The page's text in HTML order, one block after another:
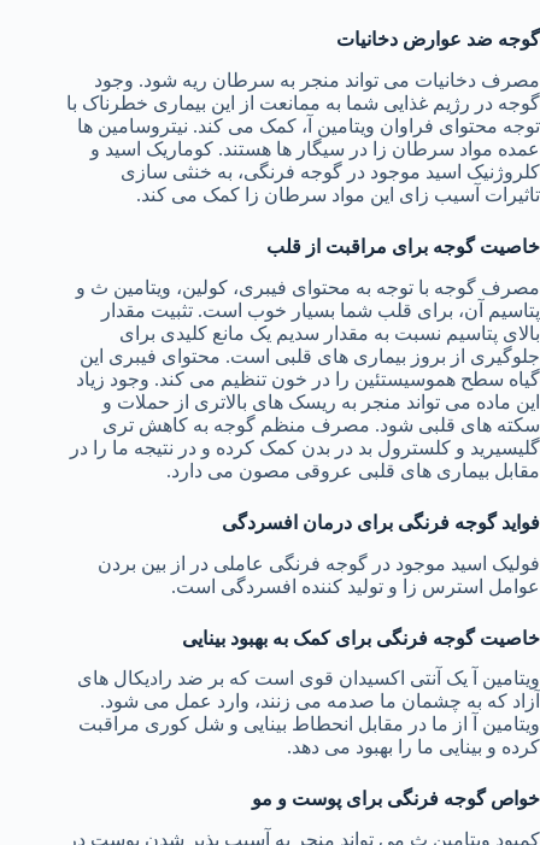
گوجه ضد عوارض دخانیات
مصرف دخانیات می تواند منجر به سرطان ریه شود. وجود
گوجه در رژیم غذایی شما به ممانعت از این بیماری خطرناک با
توجه محتوای فراوان ویتامین آ، کمک می کند. نیتروسامین ها
عمده مواد سرطان زا در سیگار ها هستند. کوماریک اسید و
کلروژنیک اسید موجود در گوجه فرنگی، به خنثی سازی
تاثیرات آسیب زای این مواد سرطان زا کمک می کند.
خاصیت گوجه برای مراقبت از قلب
مصرف گوجه با توجه به محتوای فیبری، کولین، ویتامین ث و
پتاسیم آن، برای قلب شما بسیار خوب است. تثبیت مقدار
بالای پتاسیم نسبت به مقدار سدیم یک مانع کلیدی برای
جلوگیری از بروز بیماری های قلبی است. محتوای فیبری این
گیاه سطح هموسیستئین را در خون تنظیم می کند. وجود زیاد
این ماده می تواند منجر به ریسک های بالاتری از حملات و
سکته های قلبی شود. مصرف منظم گوجه به کاهش تری
گلیسیرید و کلسترول بد در بدن کمک کرده و در نتیجه ما را در
مقابل بیماری های قلبی عروقی مصون می دارد.
فواید گوجه فرنگی برای درمان افسردگی
فولیک اسید موجود در گوجه فرنگی عاملی در از بین بردن
عوامل استرس زا و تولید کننده افسردگی است.
خاصیت گوجه فرنگی برای کمک به بهبود بینایی
ویتامین آ یک آنتی اکسیدان قوی است که بر ضد رادیکال های
آزاد که به چشمان ما صدمه می زنند، وارد عمل می شود.
ویتامین آ از ما در مقابل انحطاط بینایی و شل کوری مراقبت
کرده و بینایی ما را بهبود می دهد.
خواص گوجه فرنگی برای پوست و مو
کمبود ویتامین ث می تواند منجر به آسیب پذیر شدن پوست در